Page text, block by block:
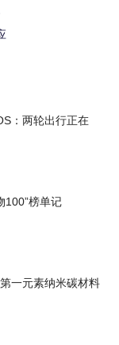
：两轮出行正在
100”榜单记
一元素纳米碳材料